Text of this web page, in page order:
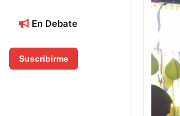
En Debate
Suscribirme